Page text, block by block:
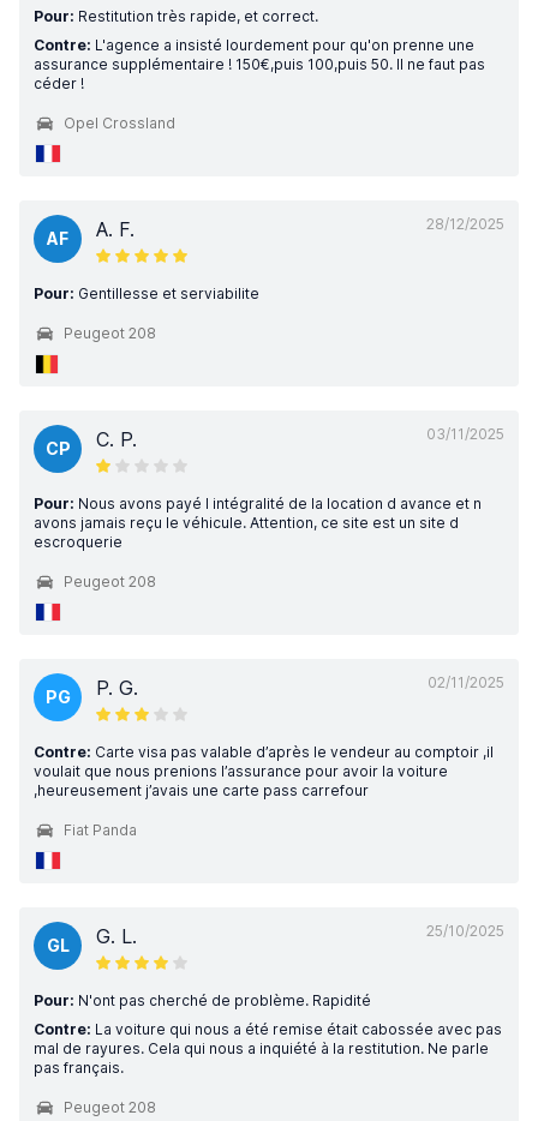
Pour: Restitution très rapide, et correct.
Contre: L'agence a insisté lourdement pour qu'on prenne une
assurance supplémentaire ! 150€,puis 100,puis 50. Il ne faut pas
céder !
Opel Crossland
28/12/2025
AF A. F.
Pour: Gentillesse et serviabilite
Peugeot 208
03/11/2025
CP C. P.
Pour: Nous avons payé l intégralité de la location d avance et n
avons jamais reçu le véhicule. Attention, ce site est un site d
escroquerie
Peugeot 208
02/11/2025
PG P. G.
Contre: Carte visa pas valable d’après le vendeur au comptoir ,il
voulait que nous prenions l’assurance pour avoir la voiture
,heureusement j’avais une carte pass carrefour
Fiat Panda
25/10/2025
GL G. L.
Pour: N'ont pas cherché de problème. Rapidité
Contre: La voiture qui nous a été remise était cabossée avec pas
mal de rayures. Cela qui nous a inquiété à la restitution. Ne parle
pas français.
Peugeot 208